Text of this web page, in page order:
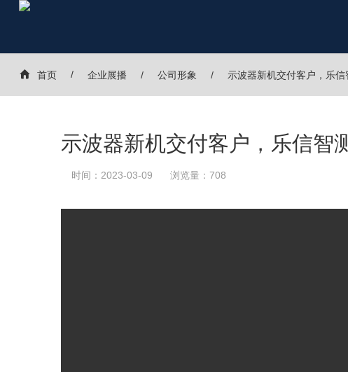
首页 企业展播 公司形象 示波器新机交付客户，乐
示波器新机交付客户，乐信智
时间：2023-03-09 浏览量：708